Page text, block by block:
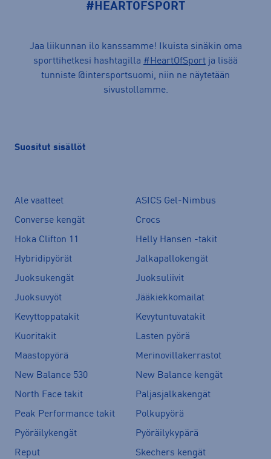
#HEARTOFSPORT
Jaa liikunnan ilo kanssamme! Ikuista sinäkin oma
sporttihetkesi hashtagilla #HeartOfSport ja lisää
tunniste @intersportsuomi, niin ne näytetään
sivustollamme.
Suositut sisällöt
Ale vaatteet
ASICS Gel-Nimbus
Converse kengät
Crocs
Hoka Clifton 11
Helly Hansen -takit
Hybridipyörät
Jalkapallokengät
Juoksukengät
Juoksuliivit
Juoksuvyöt
Jääkiekkomailat
Kevyttoppatakit
Kevytuntuvatakit
Kuoritakit
Lasten pyörä
Maastopyörä
Merinovillakerrastot
New Balance 530
New Balance kengät
North Face takit
Paljasjalkakengät
Peak Performance takit
Polkupyörä
Pyöräilykengät
Pyöräilykypärä
Reput
Skechers kengät